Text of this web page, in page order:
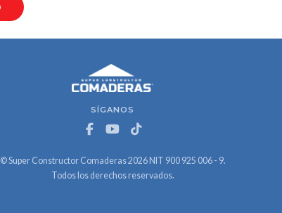
SÍGANOS
© Super Constructor Comaderas 2026 NIT 900 925 006 - 9.
Todos los derechos reservados.